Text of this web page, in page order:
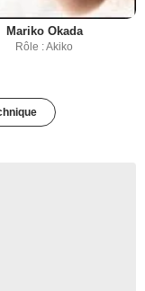
Mariko Okada
Rôle : Akiko